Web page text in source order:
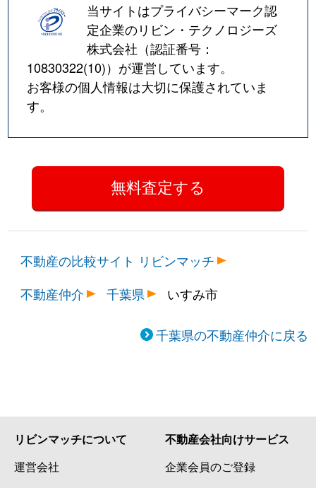
当サイトはプライバシーマーク認
定企業のリビン・テクノロジーズ
株式会社（認証番号：
10830322(10)）が運営しています。
お客様の個人情報は大切に保護されていま
す。
不動産の比較サイト リビンマッチ
不動産仲介
千葉県 いすみ市
千葉県の不動産仲介に戻る
リビンマッチについて
運営会社
不動産会社向けサービス
企業会員のご登録